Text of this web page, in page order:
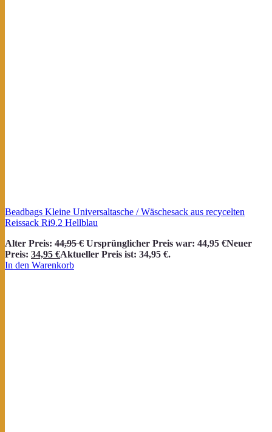
Beadbags Kleine Universaltasche / Wäschesack aus recycelten
Reissack Ri9.2 Hellblau
Alter Preis: 44,95€ Ursprünglicher Preis war: 44,95 €Neuer
Preis: 34,95 €Aktueller Preis ist: 34,95 €.
In den Warenkorb